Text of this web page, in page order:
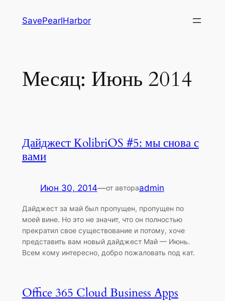
SavePearlHarbor
Месяц: Июнь 2014
Дайджест KolibriOS #5: мы снова с
вами
Июн 30, 2014—от автораadmin
Дайджест за май был пропущен, пропущен по
моей вине. Но это не значит, что он полностью
прекратил свое существование и потому, хоче
представить вам новый дайджест Май — Июнь.
Всем кому интересно, добро пожаловать под кат.
Office 365 Cloud Business Apps